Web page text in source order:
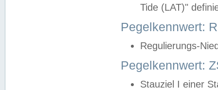
Tide (LAT)"
Pegelkennwert:
Regulierungs-
Pegelkennwert:
Stauziel I einer